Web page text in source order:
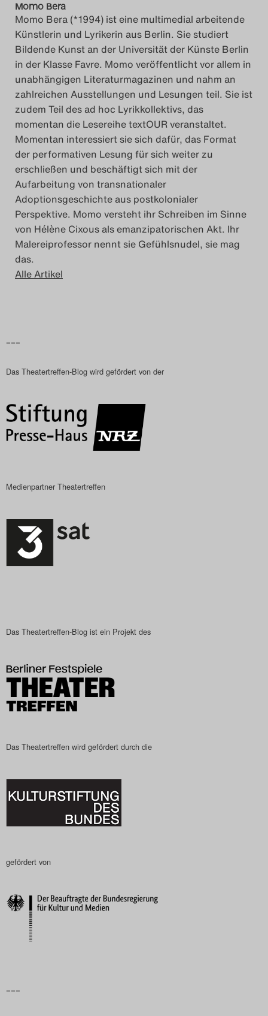
Momo Bera
Momo Bera (*1994) ist eine multimedial arbeitende
Künstlerin und Lyrikerin aus Berlin. Sie studiert
Bildende Kunst an der Universität der Künste Berlin
in der Klasse Favre. Momo veröffentlicht vor allem in
unabhängigen Literaturmagazinen und nahm an
zahlreichen Ausstellungen und Lesungen teil. Sie ist
zudem Teil des ad hoc Lyrikkollektivs, das
momentan die Lesereihe textOUR veranstaltet.
Momentan interessiert sie sich dafür, das Format
der performativen Lesung für sich weiter zu
erschließen und beschäftigt sich mit der
Aufarbeitung von transnationaler
Adoptionsgeschichte aus postkolonialer
Perspektive. Momo versteht ihr Schreiben im Sinne
von Hélène Cixous als emanzipatorischen Akt. Ihr
Malereiprofessor nennt sie Gefühlsnudel, sie mag
das.
Alle Artikel
–––
Das Theatertreffen-Blog wird gefördert von der
Medienpartner Theatertreffen
Das Theatertreffen-Blog ist ein Projekt des
Das Theatertreffen wird gefördert durch die
gefördert von
–––